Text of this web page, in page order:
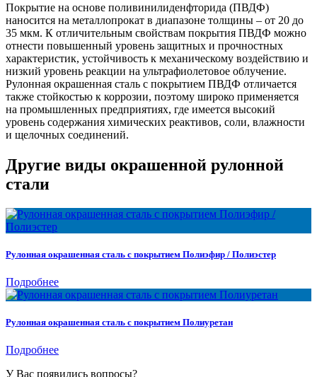
Покрытие на основе поливинилиденфторида (ПВДФ)
наносится на металлопрокат в диапазоне толщины – от 20 до
35 мкм. К отличительным свойствам покрытия ПВДФ можно
отнести повышенный уровень защитных и прочностных
характеристик, устойчивость к механическому воздействию и
низкий уровень реакции на ультрафиолетовое облучение.
Рулонная окрашенная сталь с покрытием ПВДФ отличается
также стойкостью к коррозии, поэтому широко применяется
на промышленных предприятиях, где имеется высокий
уровень содержания химических реактивов, соли, влажности
и щелочных соединений.
Другие виды окрашенной рулонной
стали
Рулонная окрашенная сталь с покрытием Полиэфир / Полиэстер
Подробнее
Рулонная окрашенная сталь с покрытием Полиуретан
Подробнее
У Вас появились вопросы?